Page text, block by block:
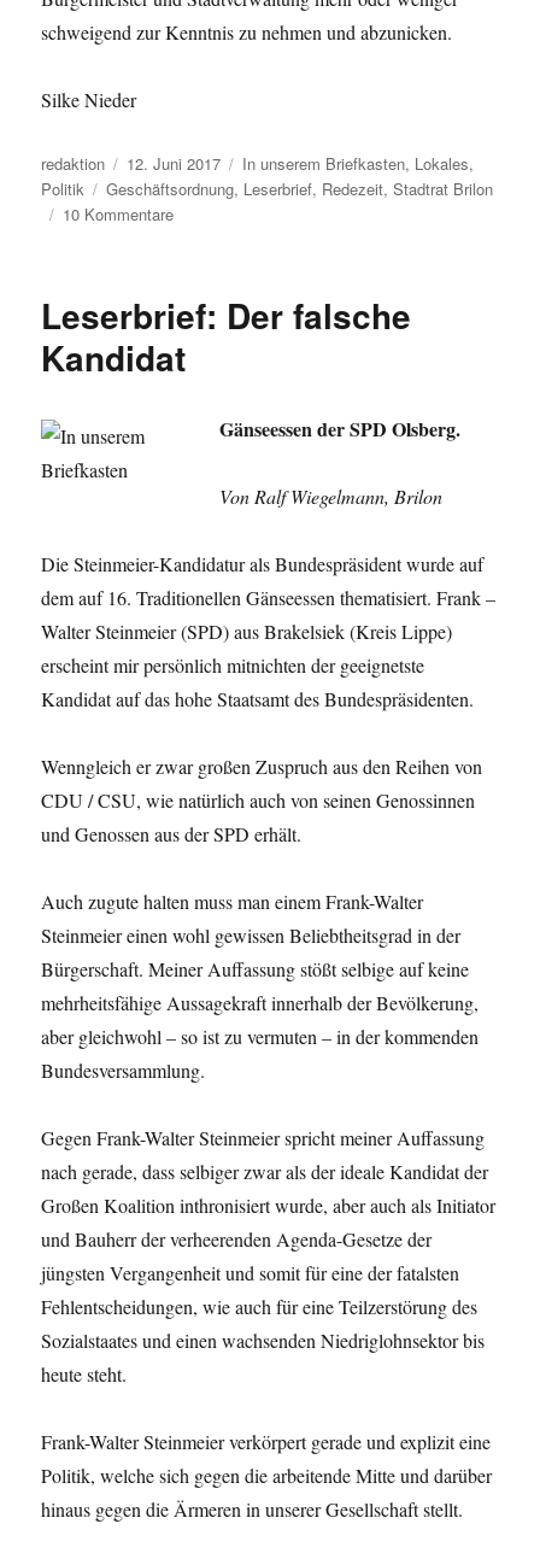
schweigend zur Kenntnis zu nehmen und abzunicken.
Silke Nieder
Autor
redaktion
Veröffentlicht
am
12. Juni 2017 Kategorien
In unserem Briefkasten, Lokales,
Politik
Schlagwörter
Geschäftsordnung, Leserbrief, Redezeit,Stadtrat Brilon
10 Kommentarezu
„CDU-
Reden
Brilon
vom
Leserbrief: Der falsche
Kandidat
Gänseessen der SPD Olsberg.
Von Ralf Wiegelmann, Brilon
Die Steinmeier-Kandidatur als Bundespräsident wurde auf
dem auf 16. Traditionellen Gänseessen thematisiert. Frank –
Walter Steinmeier (SPD) aus Brakelsiek (Kreis Lippe)
erscheint mir persönlich mitnichten der geeignetste
Kandidat auf das hohe Staatsamt des Bundespräsidenten.
Wenngleich er zwar großen Zuspruch aus den Reihen von
CDU / CSU, wie natürlich auch von seinen Genossinnen
und Genossen aus der SPD erhält.
Auch zugute halten muss man einem Frank-Walter
Steinmeier einen wohl gewissen Beliebtheitsgrad in der
Bürgerschaft. Meiner Auffassung stößt selbige auf keine
mehrheitsfähige Aussagekraft innerhalb der Bevölkerung,
aber gleichwohl – so ist zu vermuten – in der kommenden
Bundesversammlung.
Gegen Frank-Walter Steinmeier spricht meiner Auffassung
nach gerade, dass selbiger zwar als der ideale Kandidat der
Großen Koalition inthronisiert wurde, aber auch als Initiator
und Bauherr der verheerenden Agenda-Gesetze der
jüngsten Vergangenheit und somit für eine der fatalsten
Fehlentscheidungen, wie auch für eine Teilzerstörung des
Sozialstaates und einen wachsenden Niedriglohnsektor bis
heute steht.
Frank-Walter Steinmeier verkörpert gerade und explizit eine
Politik, welche sich gegen die arbeitende Mitte und darüber
hinaus gegen die Ärmeren in unserer Gesellschaft stellt.